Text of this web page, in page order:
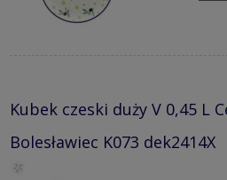
Kubek czeski duży V 0,45 L
Bolesławiec K073 dek2414X